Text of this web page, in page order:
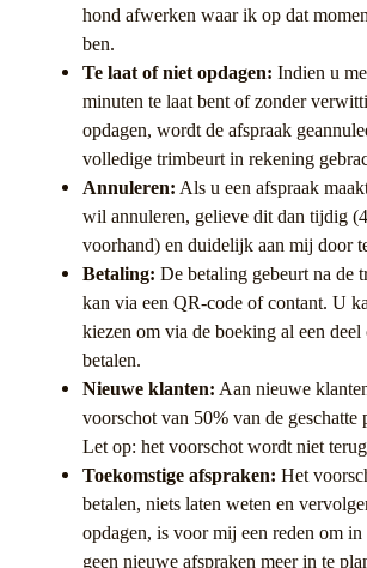
hond afwerken waar ik op dat
ben.
Te laat of niet opdagen: Indien u
minuten te laat bent of zonder
opdagen, wordt de afspraak
volledige trimbeurt in rekening
Annuleren: Als u een afspraak
wil annuleren, gelieve dit dan tijdig
voorhand) en duidelijk aan mij door
Betaling: De betaling gebeurt na de
kan via een QR-code of contant. U
kiezen om via de boeking al een
betalen.
Nieuwe klanten: Aan nieuwe
voorschot van 50% van de geschatte
Let op: het voorschot wordt niet
Toekomstige afspraken: Het
betalen, niets laten weten en
opdagen, is voor mij een reden om
geen nieuwe afspraken meer in te